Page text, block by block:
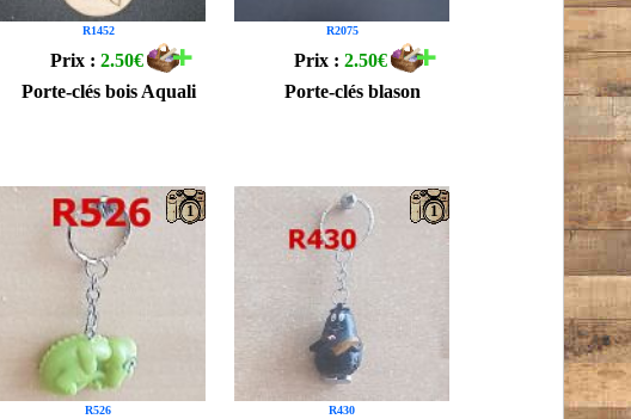
R1452
Prix :2.50€
Porte-clés bois Aquali
R2075
Prix :2.50€
Porte-clés blason
R526
1
R430
1